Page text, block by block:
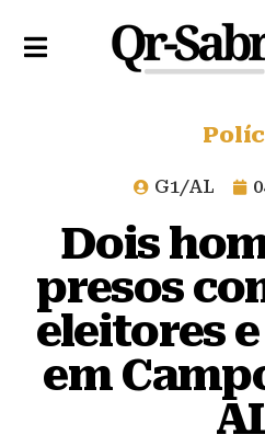
G1/AL
Dois
presos
eleitores
em